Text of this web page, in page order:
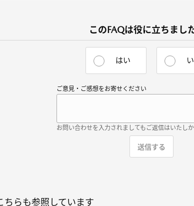
このFAQは役に立ちまし
はい
ご意見・ご感想をお寄せください
お問い合わせを入力されましてもご返信はいたし
ちらも参照しています